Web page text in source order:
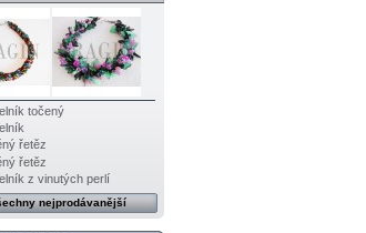
točený
řetěz
řetěz
z vinutých perlí
nejprodávanější